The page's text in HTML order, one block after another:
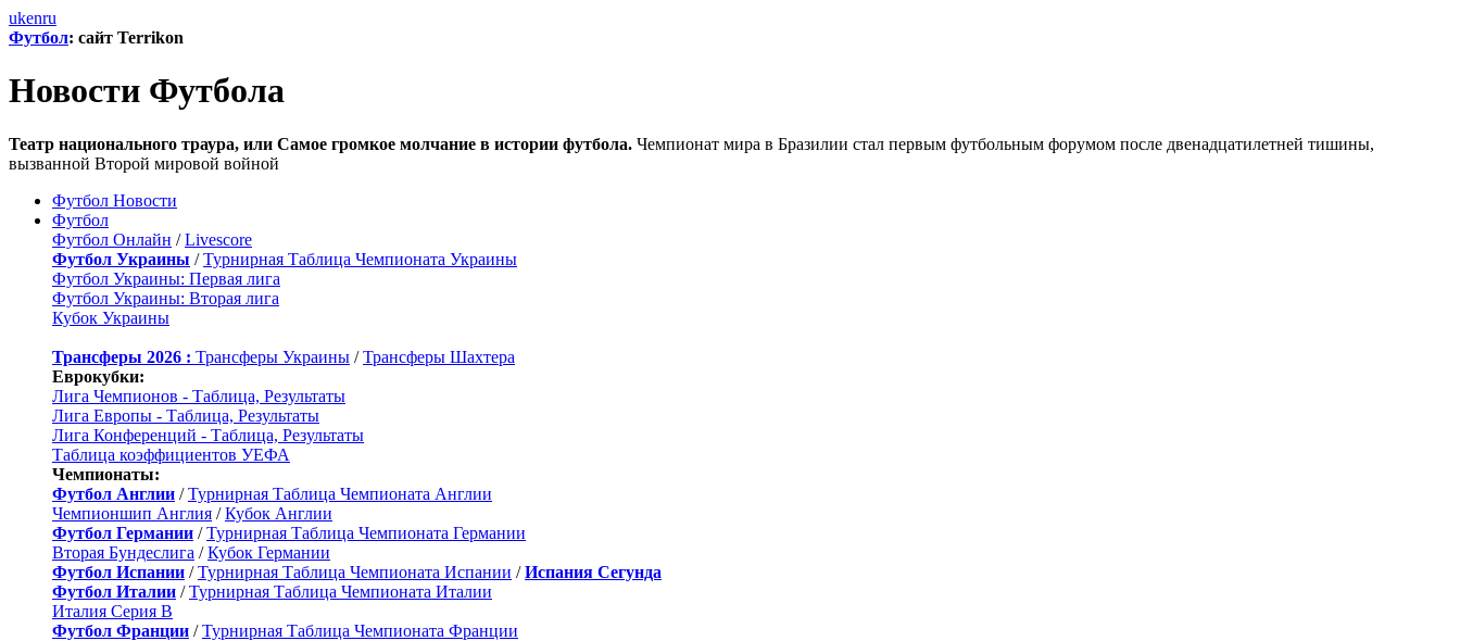
ukenru
Футбол: сайт Terrikon
Новости Футбола
Театр национального траура, или Самое громкое молчание в истории футбола. Чемпионат мира в Бразилии стал первым футбольным форумом после двенадцатилетней тишины,
вызванной Второй мировой войной
Футбол Новости
Футбол
Футбол Онлайн /Livescore
Футбол Украины /Турнирная Таблица Чемпионата Украины
Футбол Украины: Первая лига
Футбол Украины: Вторая лига
Кубок Украины
Трансферы 2026 : Трансферы Украины /Трансферы Шахтера
Еврокубки:
Лига Чемпионов - Таблица, Результаты
Лига Европы - Таблица, Результаты
Лига Конференций - Таблица, Результаты
Таблица коэффициентов УЕФА
Чемпионаты:
Футбол Англии /Турнирная Таблица Чемпионата Англии
Чемпионшип Англия /Кубок Англии
Футбол Германии /Турнирная Таблица Чемпионата Германии
Вторая Бундеслига /Кубок Германии
Футбол Испании /Турнирная Таблица Чемпионата Испании /Испания Сегунда
Футбол Италии /Турнирная Таблица Чемпионата Италии
Италия Серия B
Футбол Франции /Турнирная Таблица Чемпионата Франции